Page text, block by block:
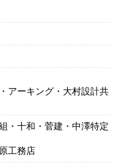
アーキング・大村設計共
・十和・菅建・中澤特定
工務店